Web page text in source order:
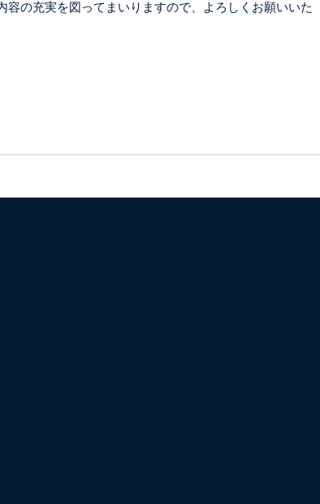
の充実を図ってまいりますので、よろしくお願いいた